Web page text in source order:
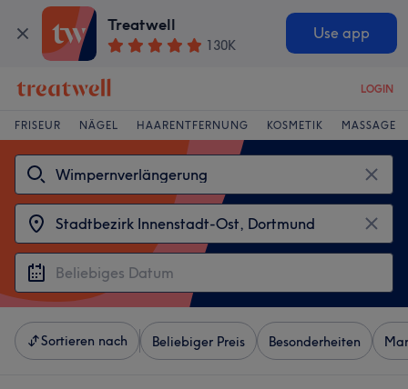
Treatwell
130K
Use app
LOGIN
FRISEUR NÄGEL HAARENTFERNUNG KOSMETIK MASSAGE
Sortieren nach Beliebiger Preis Besonderheiten